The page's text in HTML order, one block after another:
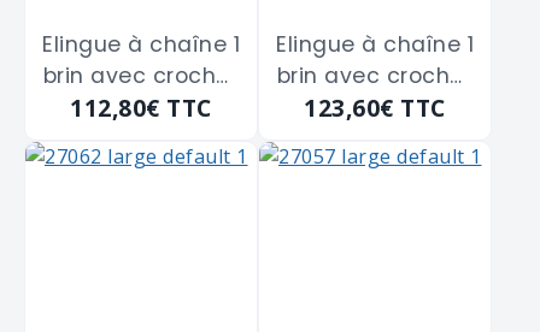
Elingue à chaîne 1
brin avec crochet
à linguet BETA
1120 Kg
112,80€ TTC
Elingue à chaîne 1
brin avec crochet
à linguet BETA
1500 Kg
123,60€ TTC